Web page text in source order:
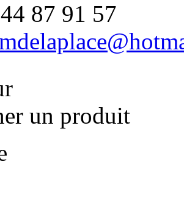
87 91 57
un produit